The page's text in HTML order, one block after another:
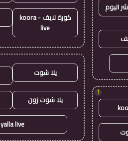
اليوم
!
كورة لايف - koora
live
يلا شوت
يلا شوت زون
yalla live